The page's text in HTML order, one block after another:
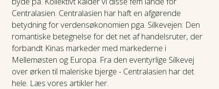
Centralasien. Centralasien har haft en afgørende
betydning for verdensøkonomien pga. Silkevejen: Den
romantiske betegnelse for det net af handelsruter, der
forbandt Kinas markeder med markederne i
Mellemøsten og Europa. Fra den eventyrlige Silkevej
over ørken til maleriske bjerge - Centralasien har det
hele. Læs vores artikler her.